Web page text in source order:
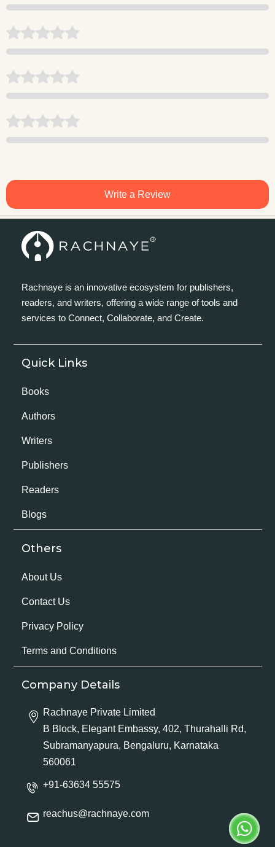
Write a Review
Rachnaye is an innovative ecosystem for publishers,
readers, and writers, offering a wide range of tools and
services to Connect, Collaborate, and Create.
Quick Links
Books
Authors
Writers
Publishers
Readers
Blogs
Others
About Us
Contact Us
Privacy Policy
Terms and Conditions
Company Details
Rachnaye Private Limited
B Block, Elegant Embassy, 402, Thurahalli Rd,
Subramanyapura, Bengaluru, Karnataka
560061
+91-63634 55575
reachus@rachnaye.com